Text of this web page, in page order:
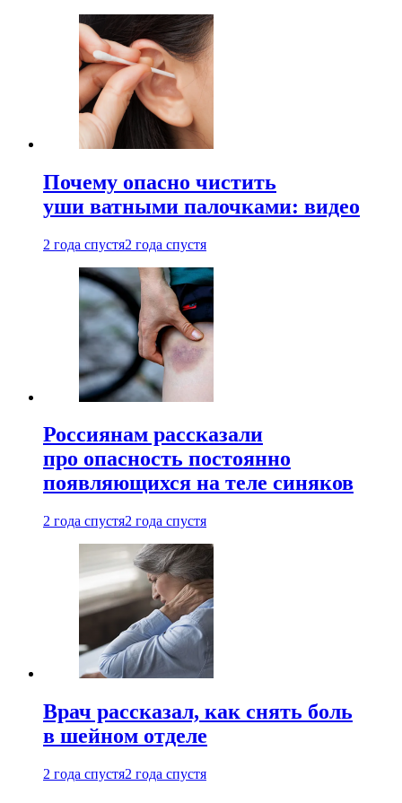
Почему опасно чистить
уши ватными палочками: видео
2 года спустя2 года спустя
Россиянам рассказали
про опасность постоянно
появляющихся на теле синяков
2 года спустя2 года спустя
Врач рассказал, как снять боль
в шейном отделе
2 года спустя2 года спустя